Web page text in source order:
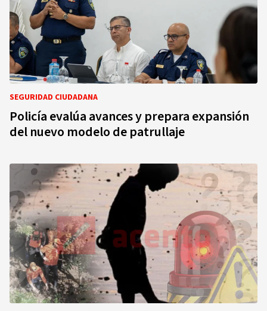
SEGURIDAD CIUDADANA
Policía evalúa avances y prepara expansión
del nuevo modelo de patrullaje